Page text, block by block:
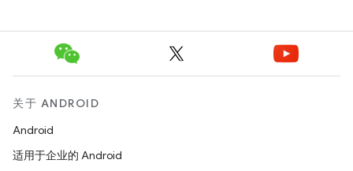
关于 ANDROID
Android
适用于企业的 Android